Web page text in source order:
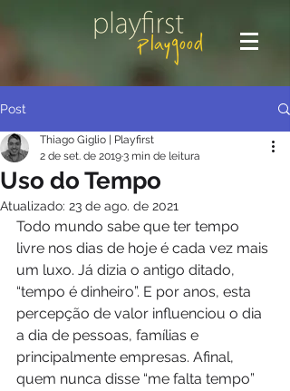
Post
Uso do Tempo
Thiago Giglio | Playfirst
2 de set. de 20193 min de leitura
Atualizado: 23 de ago. de 2021
Todo mundo sabe que ter tempo
livre nos dias de hoje é cada vez mais
um luxo. Já dizia o antigo ditado,
“tempo é dinheiro”. E por anos, esta
percepção de valor influenciou o dia
a dia de pessoas, famílias e
principalmente empresas. Afinal,
quem nunca disse “me falta tempo”